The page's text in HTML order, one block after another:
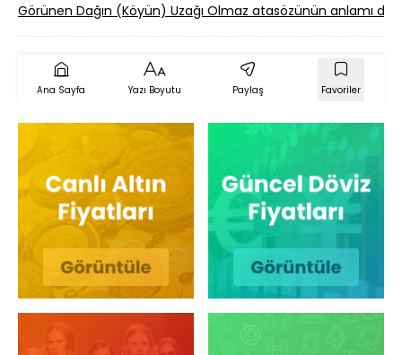
Görünen Dağın (Köyün) Uzağı Olmaz atasözünün anlamı
Ana Sayfa Yazı Boyutu Paylaş Favoriler